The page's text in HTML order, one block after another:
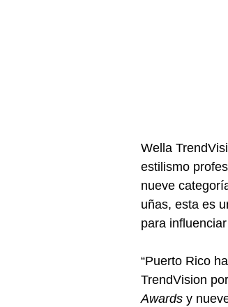
Wella
estilismo
nueve
uñas, esta es
para
“Puerto Rico
TrendVision
Awards y